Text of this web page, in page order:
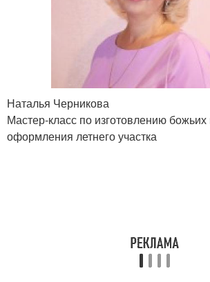
Наталья Черникова
Мастер-класс по изготовлению божьих
оформления летнего участка